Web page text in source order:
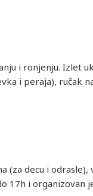
i ronjenju. Izlet
i peraja), ručak
(za decu i
17h i organizovan